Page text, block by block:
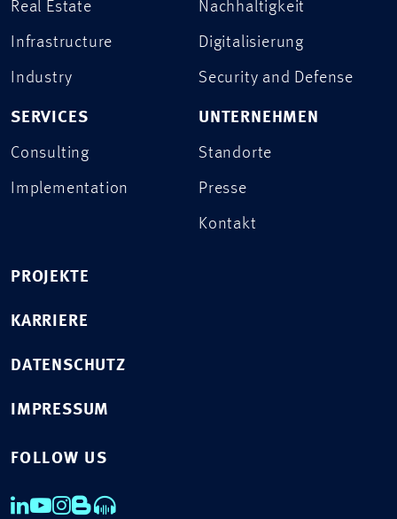
Real Estate
Infrastructure
Industry
SERVICES
Consulting
Implementation
Nachhaltigkeit
Digitalisierung
Security and Defense
UNTERNEHMEN
Standorte
Presse
Kontakt
PROJEKTE
KARRIERE
DATENSCHUTZ
IMPRESSUM
FOLLOW US